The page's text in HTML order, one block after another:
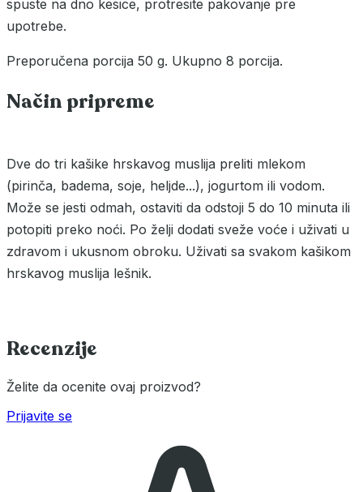
spuste na dno kesice, protresite pakovanje pre
upotrebe.
Preporučena porcija 50 g. Ukupno 8 porcija.
Način pripreme
Dve do tri kašike hrskavog muslija preliti mlekom
(pirinča, badema, soje, heljde...), jogurtom ili vodom.
Može se jesti odmah, ostaviti da odstoji 5 do 10 minuta ili
potopiti preko noći. Po želji dodati sveže voće i uživati u
zdravom i ukusnom obroku. Uživati sa svakom kašikom
hrskavog muslija lešnik.
Recenzije
Želite da ocenite ovaj proizvod?
Prijavite se